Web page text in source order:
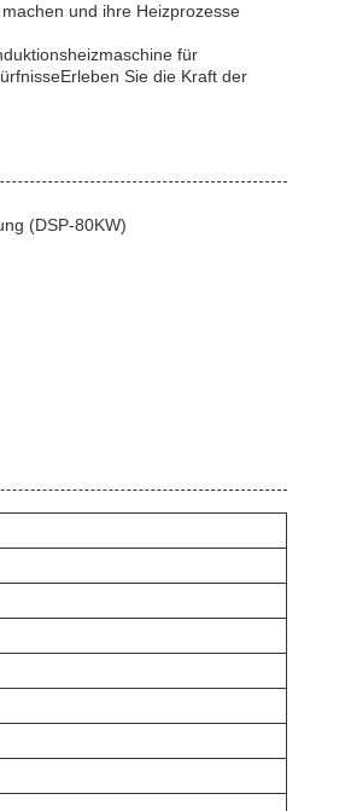
und ihre Heizprozesse
für
Sie die Kraft der
(DSP-80KW)